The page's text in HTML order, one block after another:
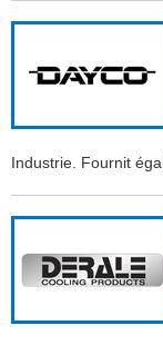
Industrie. Fournit